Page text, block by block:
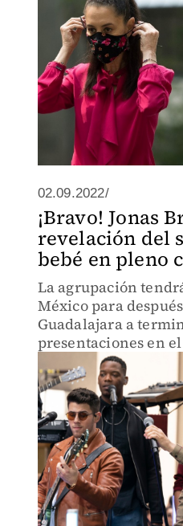
02.09.2022/
¡Bravo! Jonas
revelación del
bebé en pleno
La agrupación
México para
Guadalajara a
presentaciones en